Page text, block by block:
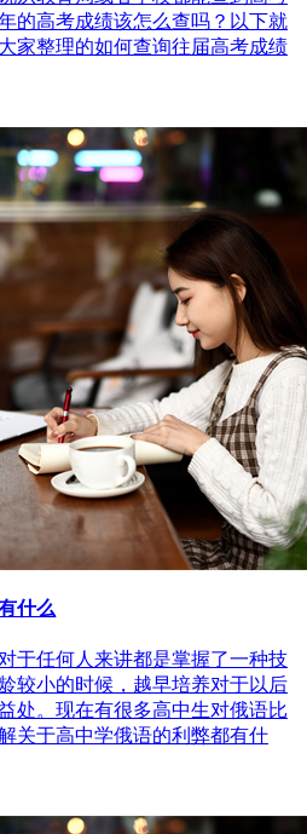
的高考成绩该怎么查吗？以下就
家整理的如何查询往届高考成绩
什么
于任何人来讲都是掌握了一种技
较小的时候，越早培养对于以后
处。现在有很多高中生对俄语比
关于高中学俄语的利弊都有什